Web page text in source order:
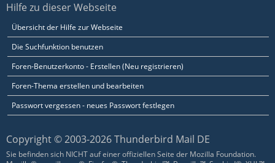
Hilfe zu dieser Webseite
Übersicht der Hilfe zur Webseite
Die Suchfunktion benutzen
Foren-Benutzerkonto - Erstellen (Neu registrieren)
Foren-Thema erstellen und bearbeiten
Passwort vergessen - neues Passwort festlegen
Copyright © 2003-2026 Thunderbird Mail DE
Sie befinden sich NICHT auf einer offiziellen Seite der Mozilla Foundation.